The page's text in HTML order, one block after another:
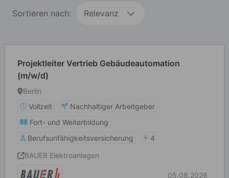
Sortieren nach:
Relevanz
Projektleiter Vertrieb Gebäudeautomation
(m/w/d)
Berlin
Vollzeit
Nachhaltiger Arbeitgeber
Fort- und Weiterbildung
Berufsunfähigkeitsversicherung
4
BAUER Elektroanlagen
05.08.2026